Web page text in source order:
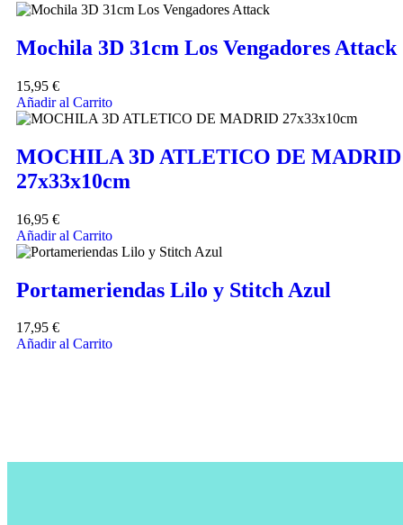
Mochila 3D 31cm Los Vengadores Attack
15,95 €
Añadir al Carrito
MOCHILA 3D ATLETICO DE MADRID
27x33x10cm
16,95 €
Añadir al Carrito
Portameriendas Lilo y Stitch Azul
17,95 €
Añadir al Carrito